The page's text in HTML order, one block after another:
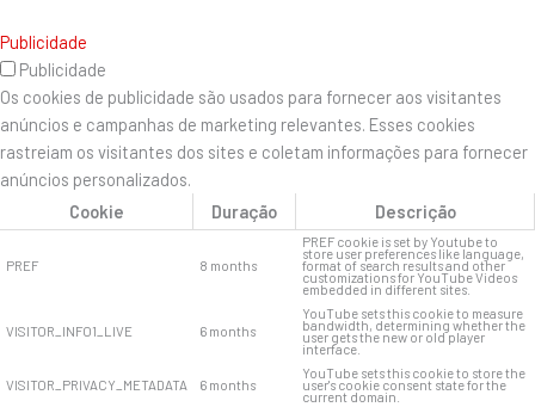
Publicidade
Publicidade
Os cookies de publicidade são usados ​​para fornecer aos visitantes
anúncios e campanhas de marketing relevantes. Esses cookies
rastreiam os visitantes dos sites e coletam informações para fornecer
anúncios personalizados.
Cookie
Duração Descrição
PREF 8 months
PREF cookie is set by Youtube to
store user preferences like language,
format of search results and other
customizations for YouTube Videos
embedded in different sites.
VISITOR_INFO1_LIVE 6 months
YouTube sets this cookie to measure
bandwidth, determining whether the
user gets the new or old player
interface.
VISITOR_PRIVACY_METADATA 6 months
YouTube sets this cookie to store the
user's cookie consent state for the
current domain.